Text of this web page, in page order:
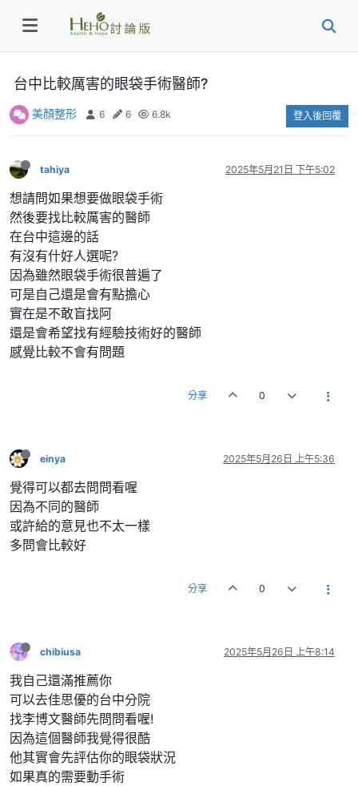
台中比較厲害的眼袋手術醫師?
美顏整形 6 6 6.8k 登入後回覆
tahiya 2025年5月21日 下午5:02
想請問如果想要做眼袋手術
然後要找比較厲害的醫師
在台中這邊的話
有沒有什好人選呢?
因為雖然眼袋手術很普遍了
可是自己還是會有點擔心
實在是不敢盲找阿
還是會希望找有經驗技術好的醫師
感覺比較不會有問題
分享 0
einya 2025年5月26日 上午5:36
覺得可以都去問問看喔
因為不同的醫師
或許給的意見也不太一樣
多問會比較好
分享 0
chibiusa 2025年5月26日 上午8:14
我自己還滿推薦你
可以去佳思優的台中分院
找李博文醫師先問問看喔!
因為這個醫師我覺得很酷
他其實會先評估你的眼袋狀況
如果真的需要動手術